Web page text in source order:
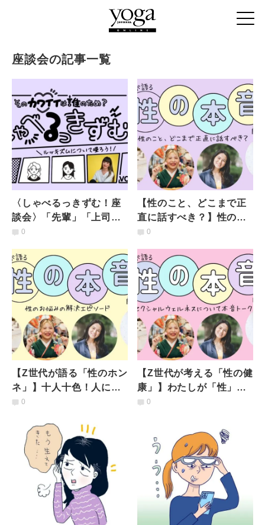
座談会の記事一覧
〈しゃべるっきずむ！座
談会〉「先輩」「上司」
になった私たちが「ルッ
には？
0
【性のこと、どこまで正
直に話すべき？】性の情
報を扱う葛藤と「セクシ
性
0
【Z世代が語る「性のホン
ネ」】十人十色！人に話
しづらい性の悩みをわた
0
【Z世代が考える「性の健
康」】わたしが「性」に
ついて発信するようにな
0